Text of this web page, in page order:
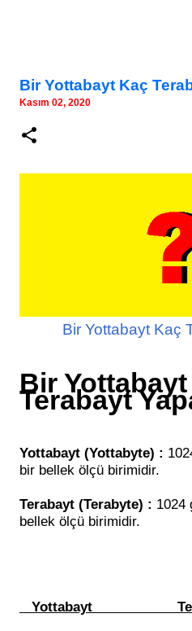
Bir Yottabayt Kaç
Kasım 02, 2020
Bir Yottabayt Kaç
Bir
Terabayt
Yottabayt (Yottabyte) :
bir bellek ölçü birimidir.
Terabayt (Terabyte) : 1024
bellek ölçü birimidir.
Yottabayt